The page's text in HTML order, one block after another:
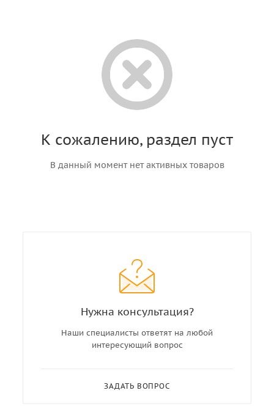
К сожалению, раздел пуст
В данный момент нет активных товаров
Нужна консультация?
Наши специалисты ответят на любой
интересующий вопрос
ЗАДАТЬ ВОПРОС